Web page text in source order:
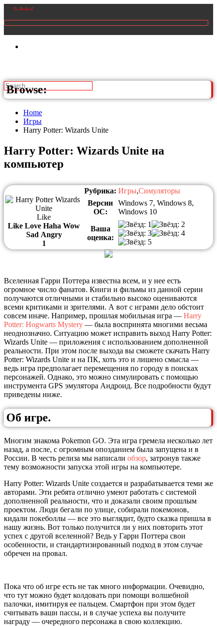
Browse:
Home
Игры
Harry Potter: Wizards Unite
Harry Potter: Wizards Unite на
компьютер
Like
Like Love Haha Wow
Sad Angry
1
Рубрика: Игры,Симуляторы
Версии
ОС:
Windows 7, Windows 8,
Windows 10
Ваша
оценка:
Вселенная Гарри Поттера известна всем, и у нее есть
огромное число фанатов. Книги и фильмы из данной серии
получаются отличными и стабильно высоко оцениваются
всеми критиками и зрителями. А вот с играми дело обстоит
совсем иначе. Например, прошлая мобильная игра — Harry
Potter: Hogwarts Mystery — была воспринята многими весьма
неоднозначно. Ситуацию может исправить выход Harry Potter:
Wizards Unite — приложения с использованием дополненной
реальности. При этом после выхода вы сможете скачать Harry
Potter: Wizards Unite и на ПК, хоть это и лишено смысла —
ведь игра предполагает перемещения по городу в поисках
персонажей. Однако, это можно симулировать с помощью
инструмента GPS эмулятора Андроид. Все подробности будут
приведены ниже.
Об игре.
Многим знакома Pokemon GO. Эта игра гремела несколько лет
назад, а после, с огромным опозданием была запущена и в
России. В честь релиза мы написали обзор, затронув также
тему возможности запуска этой игры на компьютере.
Harry Potter: Wizards Unite создается и разрабатывается теми же
авторами. Эти ребята отлично умеют работать с системой
дополненной реальности, что и доказали своим прошлым
проектом. Люди бегали по улице, собирали покемонов,
кидали покеболлы — все это выглядит, будто сказка пришла в
нашу жизнь. Вот только получится ли у них повторить этот
успех с другой вселенной? Ведь у Гарри Поттера свои
особенности, и стандартизированный подход в этом случае
обречен на провал.
Пока что об игре есть не так много информации. Очевидно,
что тут можно будет колдовать при помощи волшебной
палочки, имитируя ее пальцем. Смартфон при этом будет
считывать ваши пассы, и в случае успеха вы получите
награду — очередного персонажа в свою коллекцию.